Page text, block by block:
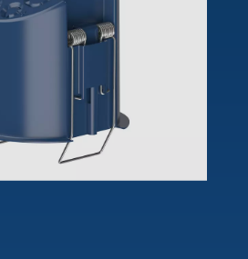
présence et de mouvement
et de la lumière
DALI-2
prospectus